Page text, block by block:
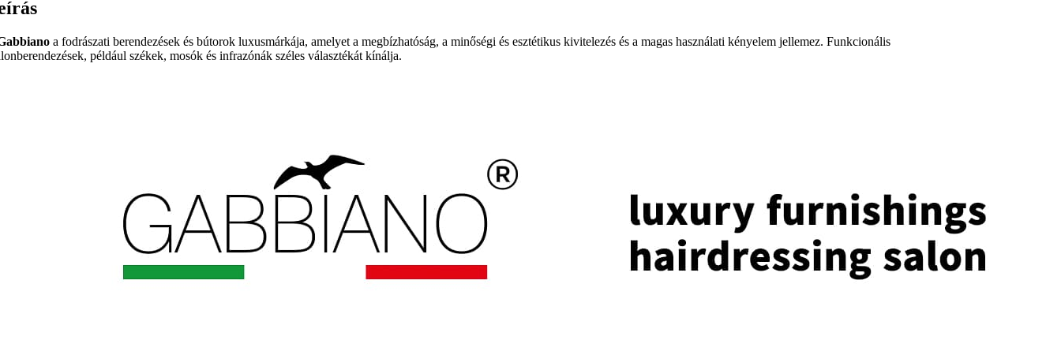
a fodrászati berendezések és bútorok luxusmárkája, amelyet a megbízhatóság, a minőségi és esztétikus kivitelezés és a magas használati kényelem jellemez. Funkcionális
például székek, mosók és infrazónák széles választékát kínálja.